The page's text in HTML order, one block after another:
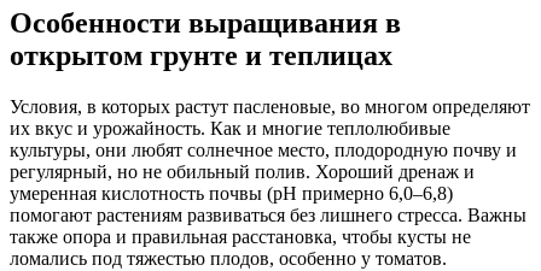
Особенности выращивания в
открытом грунте и теплицах
Условия, в которых растут пасленовые, во многом определяют
их вкус и урожайность. Как и многие теплолюбивые
культуры, они любят солнечное место, плодородную почву и
регулярный, но не обильный полив. Хороший дренаж и
умеренная кислотность почвы (pH примерно 6,0–6,8)
помогают растениям развиваться без лишнего стресса. Важны
также опора и правильная расстановка, чтобы кусты не
ломались под тяжестью плодов, особенно у томатов.